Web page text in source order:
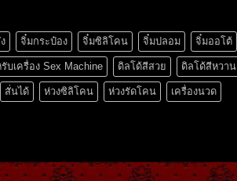
จิ๋มกระป๋อง จิ๋มซิลิโคน จิ๋มปลอม จิ๋มออโต้
บเครื่อง Sex Machine ดิลโด้สีสวย ดิลโด้สีหวาน
สั่นได้ ห่วงซิลิโคน ห่วงรัดโคน เครื่องนวด